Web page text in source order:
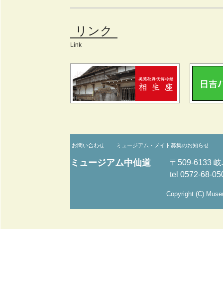
リンク
Link
お問い合わせ ミュージアム・メイト募集のお知らせ
ミュージアム中仙道
〒509-6133
tel 0572-68-
Copyright (C)